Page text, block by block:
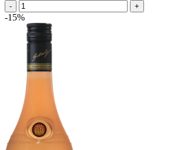
- +
-15%